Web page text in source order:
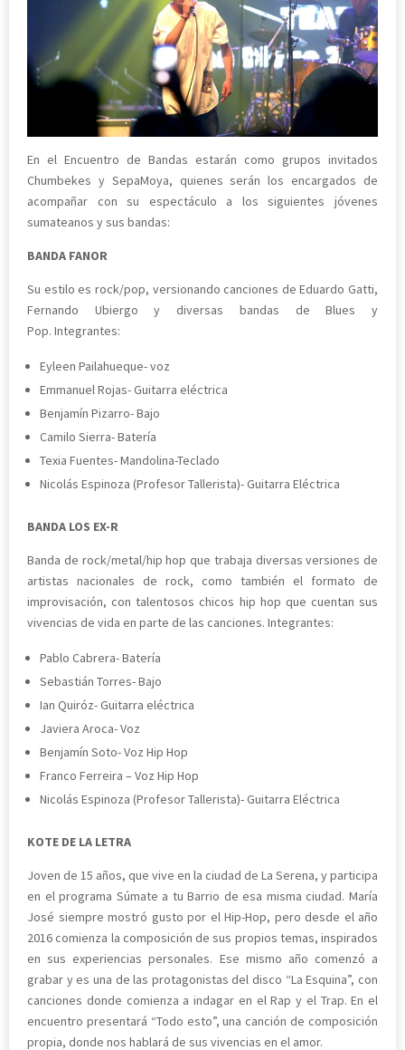
En el Encuentro de Bandas estarán como grupos invitados
Chumbekes y SepaMoya, quienes serán los encargados de
acompañar con su espectáculo a los siguientes jóvenes
sumateanos y sus bandas:
BANDA FANOR
Su estilo es rock/pop, versionando canciones de Eduardo Gatti,
Fernando Ubiergo y diversas bandas de Blues y
Pop. Integrantes:
Eyleen Pailahueque- voz
Emmanuel Rojas- Guitarra eléctrica
Benjamín Pizarro- Bajo
Camilo Sierra- Batería
Texia Fuentes- Mandolina-Teclado
Nicolás Espinoza (Profesor Tallerista)- Guitarra Eléctrica
BANDA LOS EX-R
Banda de rock/metal/hip hop que trabaja diversas versiones de
artistas nacionales de rock, como también el formato de
improvisación, con talentosos chicos hip hop que cuentan sus
vivencias de vida en parte de las canciones. Integrantes:
Pablo Cabrera- Batería
Sebastián Torres- Bajo
Ian Quiróz- Guitarra eléctrica
Javiera Aroca- Voz
Benjamín Soto- Voz Hip Hop
Franco Ferreira – Voz Hip Hop
Nicolás Espinoza (Profesor Tallerista)- Guitarra Eléctrica
KOTE DE LA LETRA
Joven de 15 años, que vive en la ciudad de La Serena, y participa
en el programa Súmate a tu Barrio de esa misma ciudad. María
José siempre mostró gusto por el Hip-Hop, pero desde el año
2016 comienza la composición de sus propios temas, inspirados
en sus experiencias personales. Ese mismo año comenzó a
grabar y es una de las protagonistas del disco “La Esquina”, con
canciones donde comienza a indagar en el Rap y el Trap. En el
encuentro presentará “Todo esto”, una canción de composición
propia, donde nos hablará de sus vivencias en el amor.